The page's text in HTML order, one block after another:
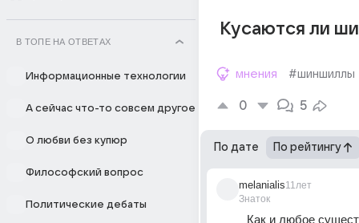
В ТОПЕ НА ОТВЕТАХ
Информационные технологии
А сейчас что-то совсем другое
О любви без купюр
Философский вопрос
Политические дебаты
Кусаются ли
мнения #шиншиллы
0 5
По дате По рейтингу
melanialis
Знаток
11лет
Как и любое